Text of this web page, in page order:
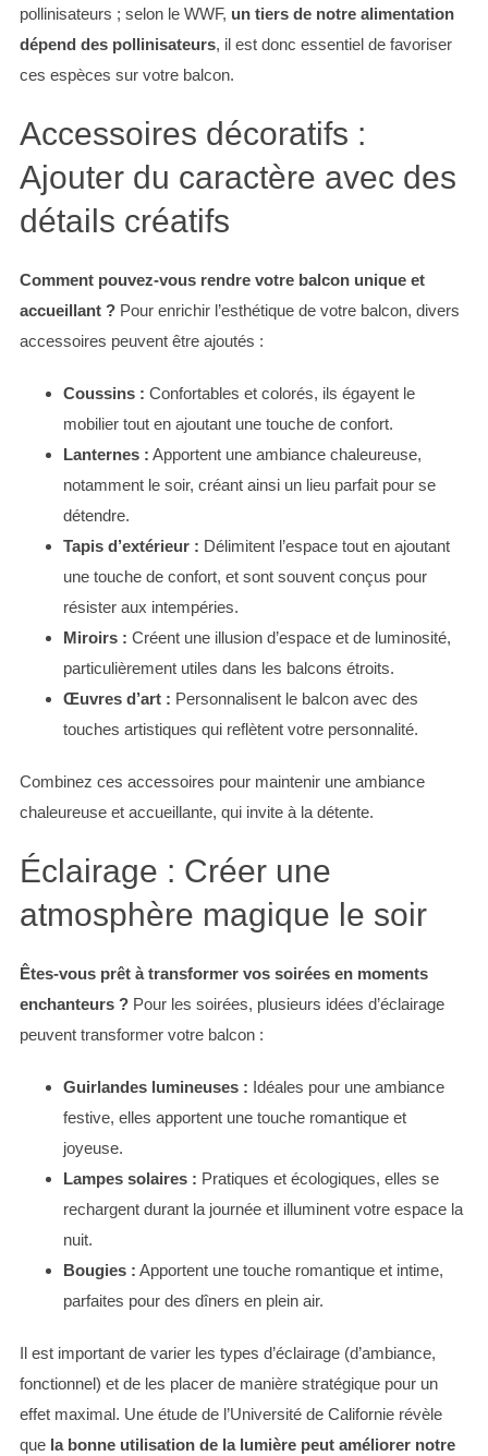
pollinisateurs ; selon le WWF, un tiers de notre alimentation
dépend des pollinisateurs, il est donc essentiel de favoriser
ces espèces sur votre balcon.
Accessoires décoratifs :
Ajouter du caractère avec des
détails créatifs
Comment pouvez-vous rendre votre balcon unique et
accueillant ?Pour enrichir l’esthétique de votre balcon, divers
accessoires peuvent être ajoutés :
Coussins : Confortables et colorés, ils égayent le
mobilier tout en ajoutant une touche de confort.
Lanternes : Apportent une ambiance chaleureuse,
notamment le soir, créant ainsi un lieu parfait pour se
détendre.
Tapis d’extérieur : Délimitent l’espace tout en ajoutant
une touche de confort, et sont souvent conçus pour
résister aux intempéries.
Miroirs : Créent une illusion d’espace et de luminosité,
particulièrement utiles dans les balcons étroits.
Œuvres d’art : Personnalisent le balcon avec des
touches artistiques qui reflètent votre personnalité.
Combinez ces accessoires pour maintenir une ambiance
chaleureuse et accueillante, qui invite à la détente.
Éclairage : Créer une
atmosphère magique le soir
Êtes-vous prêt à transformer vos soirées en moments
enchanteurs ?Pour les soirées, plusieurs idées d’éclairage
peuvent transformer votre balcon :
Guirlandes lumineuses : Idéales pour une ambiance
festive, elles apportent une touche romantique et
joyeuse.
Lampes solaires : Pratiques et écologiques, elles se
rechargent durant la journée et illuminent votre espace la
nuit.
Bougies : Apportent une touche romantique et intime,
parfaites pour des dîners en plein air.
Il est important de varier les types d’éclairage (d’ambiance,
fonctionnel) et de les placer de manière stratégique pour un
effet maximal. Une étude de l’Université de Californie révèle
que la bonne utilisation de la lumière peut améliorer notre
S
e
a
h
f
o
: